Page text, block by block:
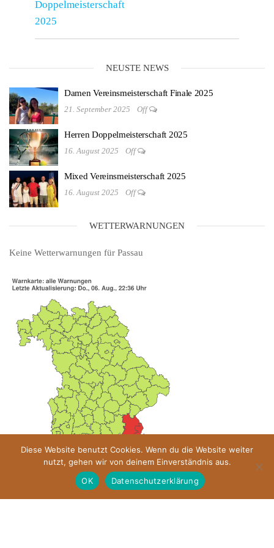
Doppelmeisterschaft
2025
NEUSTE NEWS
Damen Vereinsmeisterschaft Finale 2025
21. September 2025 Off
Herren Doppelmeisterschaft 2025
16. August 2025 Off
Mixed Vereinsmeisterschaft 2025
16. August 2025 Off
WETTERWARNUNGEN
Keine Wetterwarnungen für Passau
Diese Website benutzt Cookies. Wenn du die Website weiter
nutzt, gehen wir von deinem Einverständnis aus.
OK
Datenschutzerklärung